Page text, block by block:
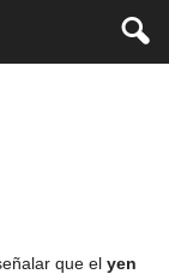
que el yen